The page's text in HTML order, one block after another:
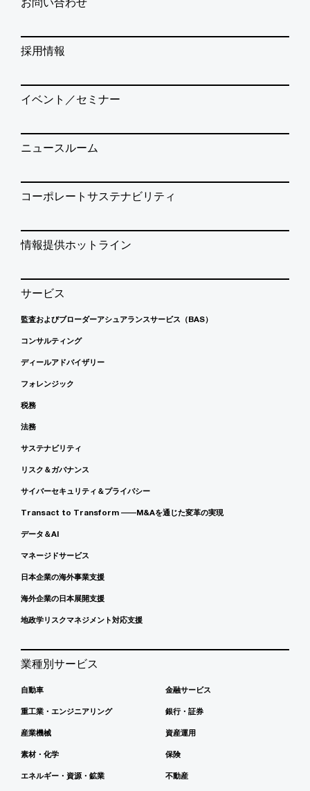
採用情報
イベント／セミナー
ニュースルーム
コーポレートサステナビリティ
情報提供ホットライン
サービス
監査およびブローダーアシュアランスサービス（BAS）
コンサルティング
ディールアドバイザリー
フォレンジック
税務
法務
サステナビリティ
リスク＆ガバナンス
サイバーセキュリティ＆プライバシー
Transact to Transform ――M&Aを通じた変革の実現
データ＆AI
マネージドサービス
日本企業の海外事業支援
海外企業の日本展開支援
地政学リスクマネジメント対応支援
業種別サービス
自動車
重工業・エンジニアリング
産業機械
素材・化学
エネルギー・資源・鉱業
金融サービス
銀行・証券
資産運用
保険
不動産